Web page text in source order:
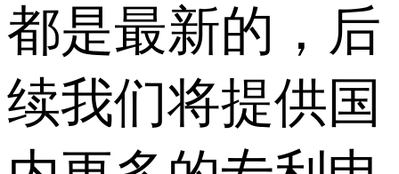
都是最新的，后
续我们将提供国